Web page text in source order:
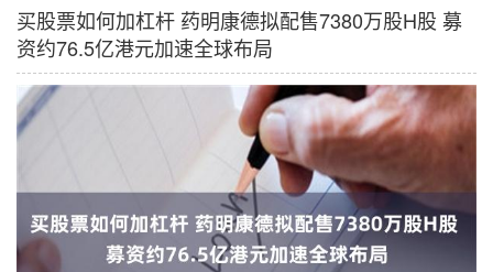
买股票如何加杠杆 药明康德拟配售7380万股H股 募
资约76.5亿港元加速全球布局